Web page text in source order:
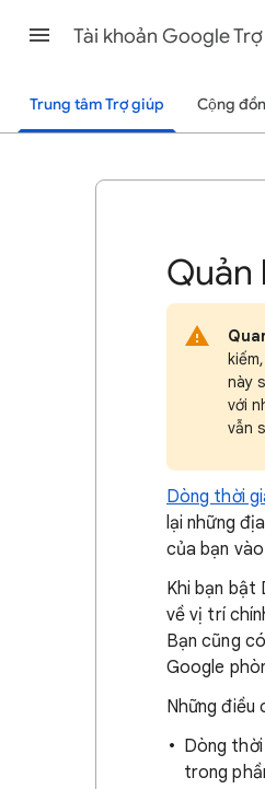
Tài khoản Google
Trung tâm Trợ giúp Cộng
Quản
này
với
vẫn
Dòng thời
lại những
của bạn
Khi bạn bật
về vị trí
Bạn cũng
Google
Những điều
Dòng
trong